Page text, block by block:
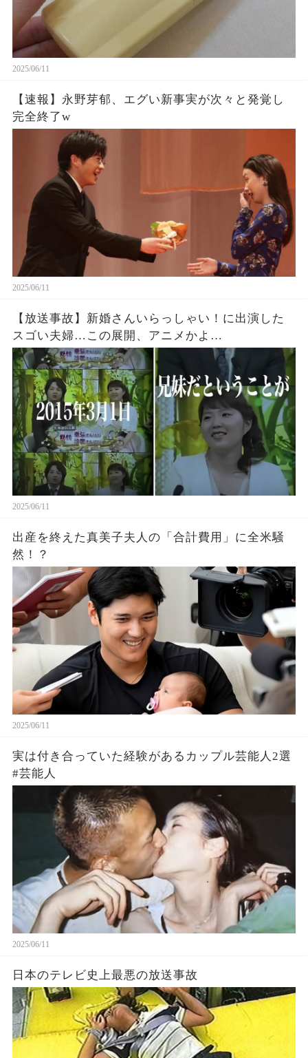
2025/06/11
【速報】永野芽郁、エグい新事実が次々と発覚し
完全終了w
2025/06/11
【放送事故】新婚さんいらっしゃい！に出演した
スゴい夫婦…この展開、アニメかよ…
2025/06/11
出産を終えた真美子夫人の「合計費用」に全米騒
然！？
2025/06/11
実は付き合っていた経験があるカップル芸能人2選
#芸能人
2025/06/11
日本のテレビ史上最悪の放送事故